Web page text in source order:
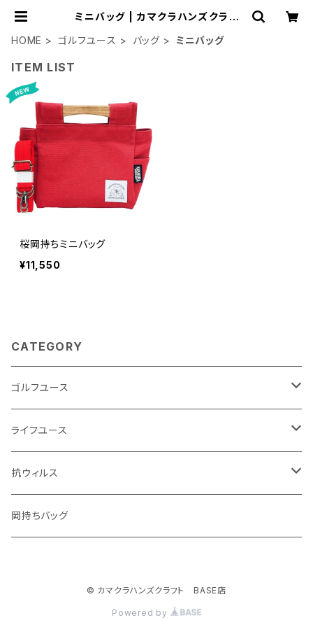
ミニバッグ | カマクラハンズクラフ
HOME
ゴルフユース バッグ ミニバッグ
ITEM LIST
桜岡持ちミニバッグ
¥11,550
CATEGORY
ゴルフユース
カラーオーダーヘッドカバー
ロザンキルトヘッドカバー
ゴルフグローブ
ライフユース
ソックス
厚手ソックス
手袋
抗ウィルス
マスク
岡持ちバッグ
© カマクラハンズクラフト BASE店
Powered by